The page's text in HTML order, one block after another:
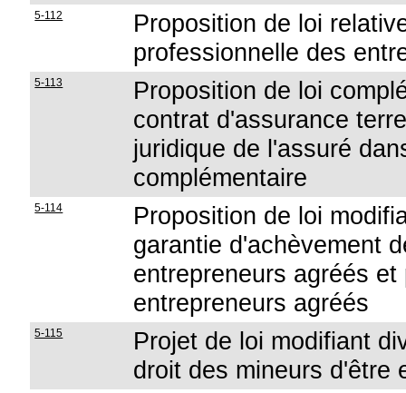
5-112
Proposition de loi
professionnelle des
5-113
Proposition de loi
contrat d'assurance
juridique de l'assuré
complémentaire
5-114
Proposition de loi
garantie d'achèvement
entrepreneurs agréés
entrepreneurs agréés
5-115
Projet de loi modifiant
droit des mineurs d'être